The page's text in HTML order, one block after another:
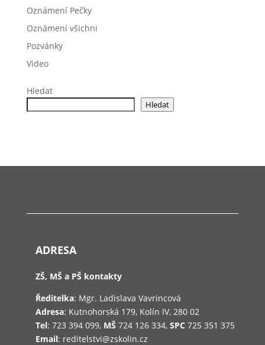
Oznámení Pečky
Oznámení všichni
Pozvánky
Video
Hledat
Hledat
ADRESA
ZŠ, MŠ a PŠ kontakty
Ředitelka: Mgr. Ladislava Vavrincová
Adresa: Kutnohorská 179, Kolín IV, 280 02
Tel: 723 394 099, MŠ 724 126 334, SPC 725 351 375
Email: reditelstvi@zskolin.cz